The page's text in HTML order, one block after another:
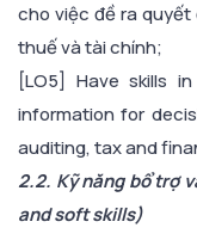
cho việc đề ra quyết
thuế và tài chính;
[LO5] Have skills
information for
auditing, tax and
2.2. Kỹ năng bổ trợ
and soft skills)